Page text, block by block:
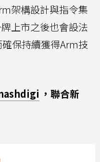
架構設計與指令集
上市之後也會設法
保持續獲得Arm技
，聯合新